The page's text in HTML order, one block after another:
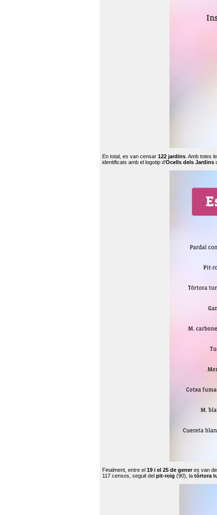
En total, es van censar 122 jardins . Amb totes
identificats amb el logotip d’Ocells dels Jardins
Finalment, entre el 19 i el 25 de generes van
117 censos, seguit del pit-roig (90), la tórtora